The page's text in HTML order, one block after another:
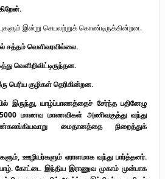
இன்று செயலற்றுக் கொண்டிருக்கின்றன.
சத்தம் வெளிவரவில்லை.
வெளிறிவிட்டிருந்தன.
குழிகள் தெரிகின்றன.
இருந்து, யாழ்ப்பாணத்தைச் சேர்ந்த பதினேழு
5000 மாணவ மாணவிகள் அணிவகுத்து வந்து
மைதானத்தை நிறைத்துக்
ஊழியர்களும் ஏராளமாக வந்து பார்த்தனர்.
கோட்டை இந்திய இராணுவ முகாம் முன்பாக